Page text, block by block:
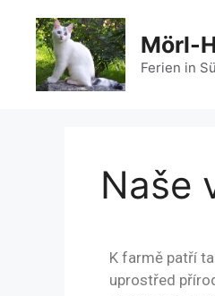
Mörl-
Ferien in
Naše
K farmě patří
uprostřed